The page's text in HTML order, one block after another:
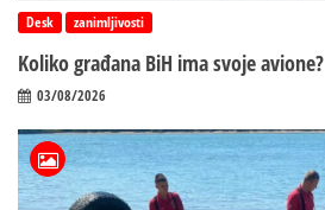
Desk zanimljivosti
Koliko građana BiH ima svoje avione?
03/08/2026